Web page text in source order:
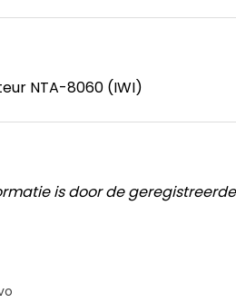
NTA-8060 (IWI)
is door de